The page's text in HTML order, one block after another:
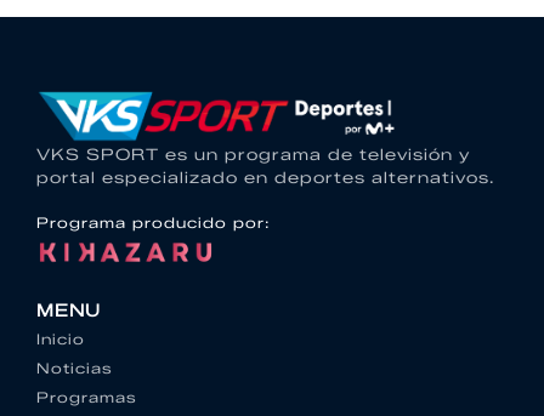
VKS SPORT es un programa de televisión y
portal especializado en deportes alternativos.
Programa producido por:
MENU
Inicio
Noticias
Programas